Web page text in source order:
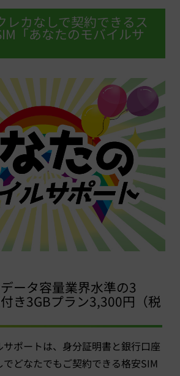
レカなしで契約できるス
「あなたのモバイルサ
ータ容量業界水準の3
き3GBプラン3,300円（税
サポートは、身分証明書と銀行口座
どなたでもご契約できる格安SIM